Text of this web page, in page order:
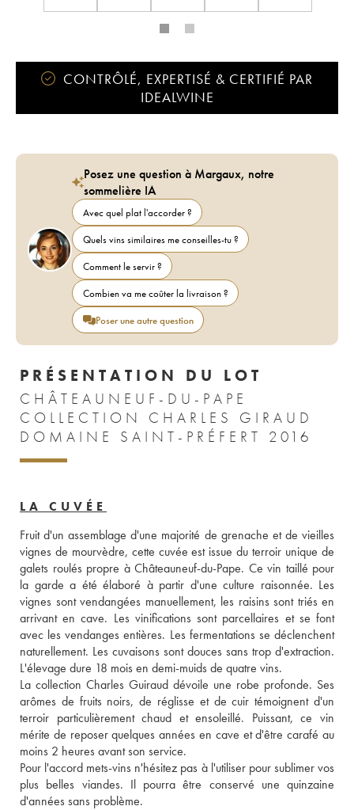
CONTRÔLÉ, EXPERTISÉ & CERTIFIÉ PAR
IDEALWINE
Posez une question à Margaux, notre
sommelière IA
Avec quel plat l'accorder ?
Quels vins similaires me conseilles-tu ?
Comment le servir ?
Combien va me coûter la livraison ?
Poser une autre question
PRÉSENTATION DU LOT
CHÂTEAUNEUF-DU-PAPE
COLLECTION CHARLES GIRAUD
DOMAINE SAINT-PRÉFERT 2016
LA CUVÉE
Fruit d'un assemblage d'une majorité de grenache et de vieilles
vignes de mourvèdre, cette cuvée est issue du terroir unique de
galets roulés propre à Châteauneuf-du-Pape. Ce vin taillé pour
la garde a été élaboré à partir d'une culture raisonnée. Les
vignes sont vendangées manuellement, les raisins sont triés en
arrivant en cave. Les vinifications sont parcellaires et se font
avec les vendanges entières. Les fermentations se déclenchent
naturellement. Les cuvaisons sont douces sans trop d'extraction.
L'élevage dure 18 mois en demi-muids de quatre vins.
La collection Charles Guiraud dévoile une robe profonde. Ses
arômes de fruits noirs, de réglisse et de cuir témoignent d'un
terroir particulièrement chaud et ensoleillé. Puissant, ce vin
mérite de reposer quelques années en cave et d'être carafé au
moins 2 heures avant son service.
Pour l'accord mets-vins n'hésitez pas à l'utiliser pour sublimer vos
plus belles viandes. Il pourra être conservé une quinzaine
d'années sans problème.